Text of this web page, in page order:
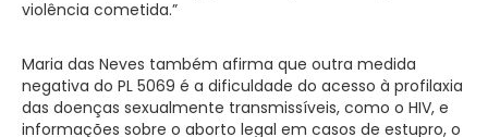
violência cometida.”
Maria das Neves também afirma que outra medida
negativa do PL 5069 é a dificuldade do acesso à profilaxia
das doenças sexualmente transmissíveis, como o HIV, e
informações sobre o aborto legal em casos de estupro, o